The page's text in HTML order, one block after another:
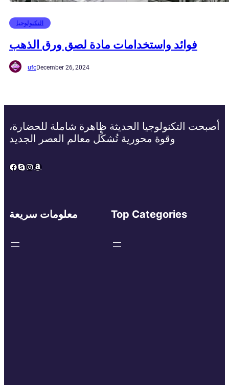
التكنولوجيا
فوائد واستخدامات مادة لصق ورق الذهب
ufcDecember 26, 2024
أصبحت التكنولوجيا الحديثة ظاهرة شاملة للحضارة،
وقوة محورية تُشكِّل معالم العصر الجديد
Facebook
Skype
Instagram
Amazon
معلومات سريعة Top Categories